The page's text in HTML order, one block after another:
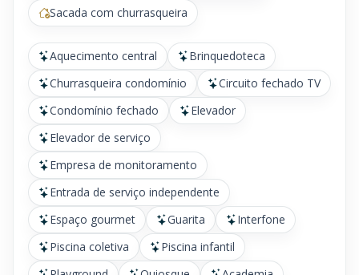
Sacada com churrasqueira
Aquecimento central
Brinquedoteca
Churrasqueira condomínio
Circuito fechado TV
Condomínio fechado
Elevador
Elevador de serviço
Empresa de monitoramento
Entrada de serviço independente
Espaço gourmet
Guarita
Interfone
Piscina coletiva
Piscina infantil